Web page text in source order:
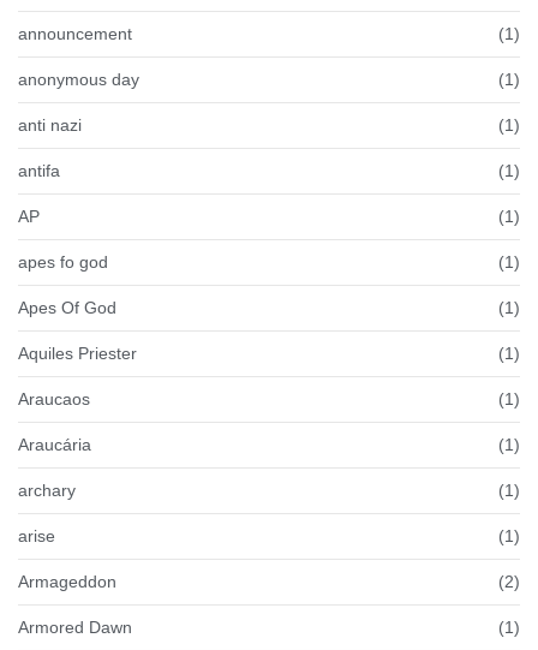
announcement (1)
anonymous day (1)
anti nazi (1)
antifa (1)
AP (1)
apes fo god (1)
Apes Of God (1)
Aquiles Priester (1)
Araucaos (1)
Araucária (1)
archary (1)
arise (1)
Armageddon (2)
Armored Dawn (1)